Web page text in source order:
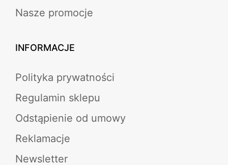
Nasze promocje
INFORMACJE
Polityka prywatności
Regulamin sklepu
Odstąpienie od umowy
Reklamacje
Newsletter